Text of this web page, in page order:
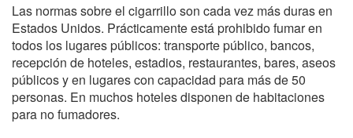
Las normas sobre el cigarrillo son cada vez más duras en
Estados Unidos. Prácticamente está prohibido fumar en
todos los lugares públicos: transporte público, bancos,
recepción de hoteles, estadios, restaurantes, bares, aseos
públicos y en lugares con capacidad para más de 50
personas. En muchos hoteles disponen de habitaciones
para no fumadores.